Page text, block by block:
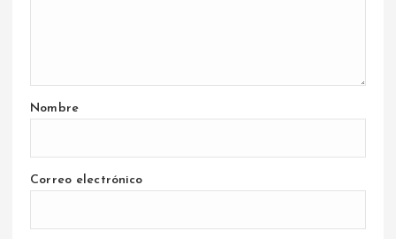
Nombre
Correo electrónico